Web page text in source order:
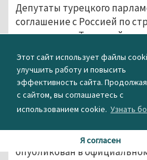
Этот сайт использует файлы
улучшить работу и повысить
эффективность сайта.
с сайтом, вы соглашаетесь с
использованием cookie. Узнать
Я согласен
Депутаты турецкого
соглашение с Россией по
газопровода «Турецкий
абсолютное большинство
сообщает РИА Новости.
поддержали 210 депутатов
против ратификации и 6
Теперь документ должен
Турции Тайип Эрдоган,
опубликован в